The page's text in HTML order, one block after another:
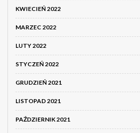
KWIECIEŃ 2022
MARZEC 2022
LUTY 2022
STYCZEŃ 2022
GRUDZIEŃ 2021
LISTOPAD 2021
PAŹDZIERNIK 2021